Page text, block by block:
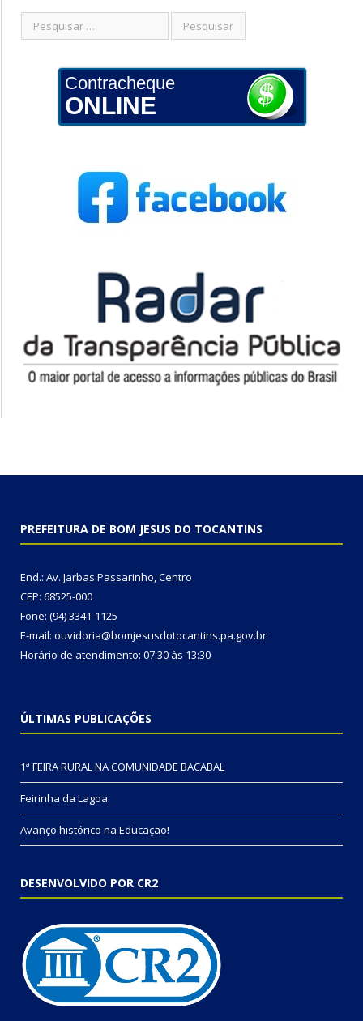
Contracheque
ONLINE
PREFEITURA DE BOM JESUS DO TOCANTINS
End.: Av. Jarbas Passarinho, Centro
CEP: 68525-000
Fone: (94) 3341-1125
E-mail: ouvidoria@bomjesusdotocantins.pa.gov.br
Horário de atendimento: 07:30 às 13:30
ÚLTIMAS PUBLICAÇÕES
1ª FEIRA RURAL NA COMUNIDADE BACABAL
Feirinha da Lagoa
Avanço histórico na Educação!
DESENVOLVIDO POR CR2